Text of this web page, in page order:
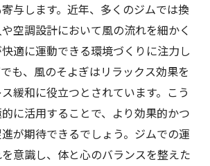
与します。近年、多くのジムでは換
空調設計において風の流れを細かく
適に運動できる環境づくりに注力し
も、風のそよぎはリラックス効果を
緩和に役立つとされています。こう
に活用することで、より効果的かつ
が期待できるでしょう。ジムでの運
意識し、体と心のバランスを整えた